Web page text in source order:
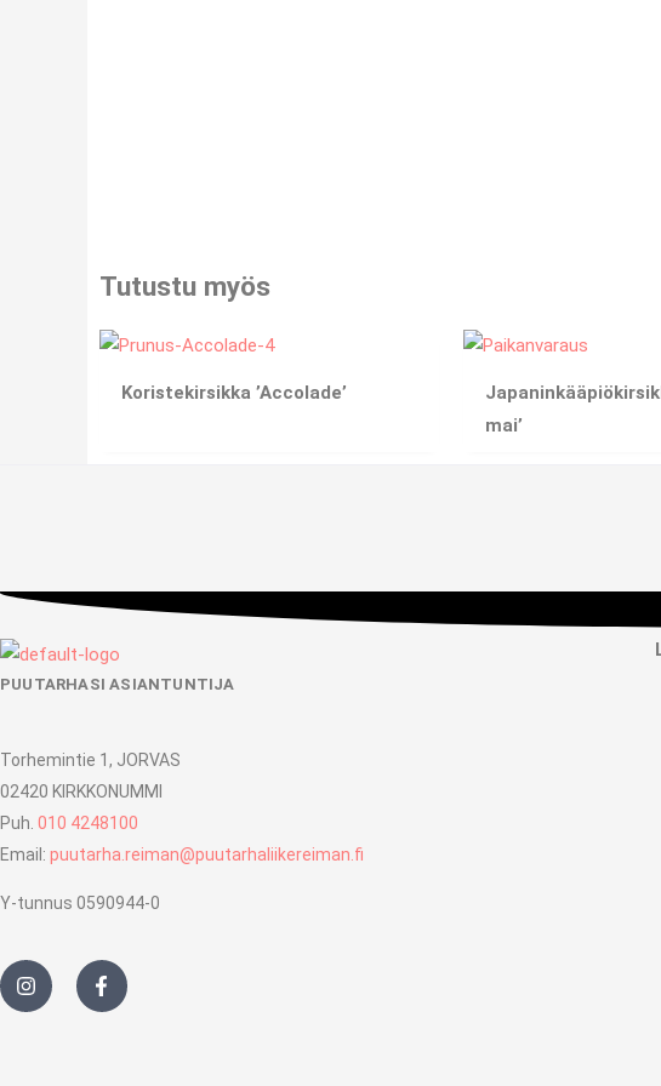
Tutustu myös
Koristekirsikka ’Accolade’
mai’
PUUTARHASI ASIANTUNTIJA
Torhemintie 1, JORVAS
02420 KIRKKONUMMI
Puh. 010 4248100
Email: puutarha.reiman@puutarhaliikereiman.fi
Y-tunnus 0590944-0
I
n
s
F
a
c